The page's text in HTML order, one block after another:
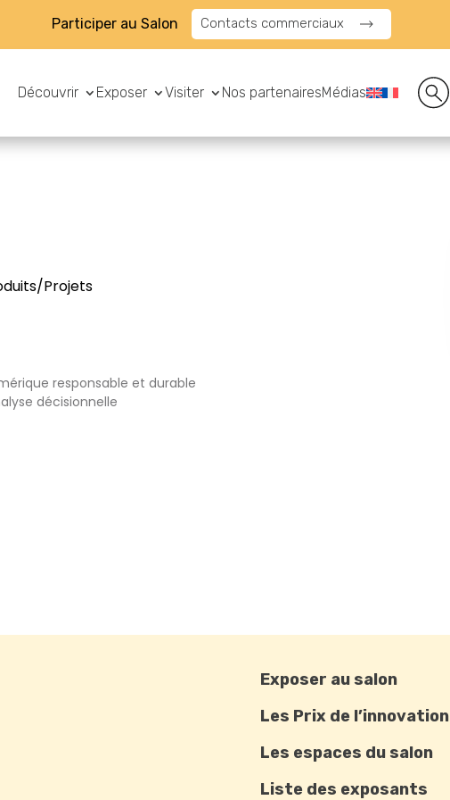
Participer au Salon Contacts commerciaux
Découvrir Exposer Visiter Nos partenairesMédias
Projets
responsable et durable
décisionnelle
Exposer au salon
Les Prix de l’innovation
Les espaces du salon
Liste des exposants